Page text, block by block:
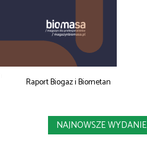
Raport Biogaz i Biometan
NAJNOWSZE WYDANIE